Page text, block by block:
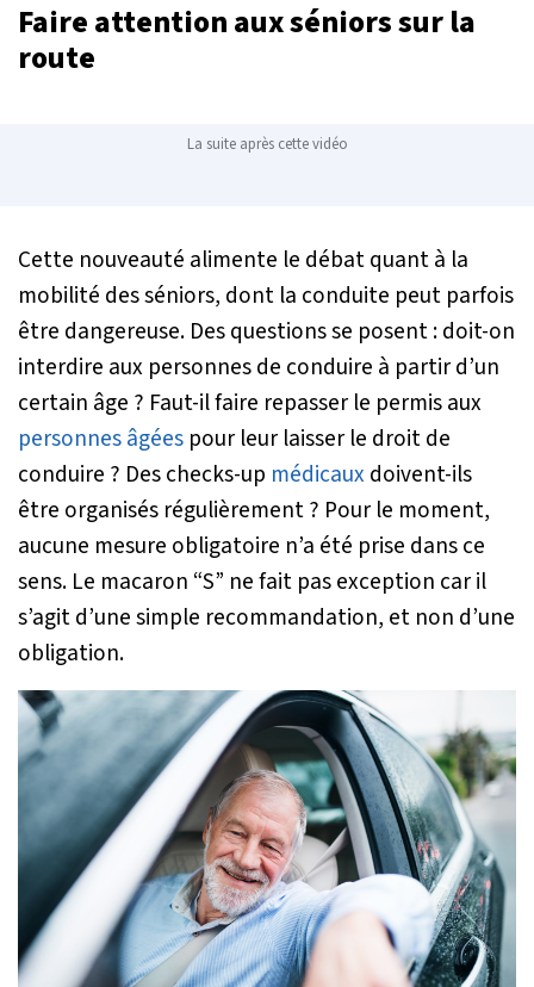
Faire attention aux séniors sur la
route
La suite après cette vidéo
Cette nouveauté alimente le débat quant à la
mobilité des séniors, dont la conduite peut parfois
être dangereuse. Des questions se posent : doit-on
interdire aux personnes de conduire à partir d’un
certain âge ? Faut-il faire repasser le permis aux
personnes âgées pour leur laisser le droit de
conduire ? Des checks-up médicaux doivent-ils
être organisés régulièrement ? Pour le moment,
aucune mesure obligatoire n’a été prise dans ce
sens. Le macaron “S” ne fait pas exception car il
s’agit d’une simple recommandation, et non d’une
obligation.